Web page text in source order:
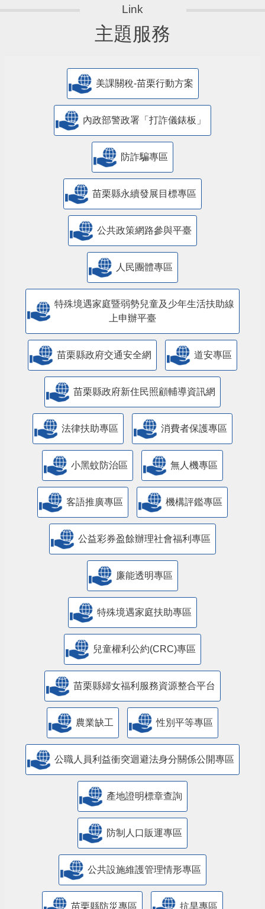
主題服務
美課關稅-苗栗行動方案
內政部警政署「打詐儀錶板」
防詐騙專區
苗栗縣永續發展目標專區
公共政策網路參與平臺
人民團體專區
特殊境遇家庭暨弱勢兒童及少年生活扶助線
上申辦平臺
苗栗縣政府交通安全網 道安專區
苗栗縣政府新住民照顧輔導資訊網
法律扶助專區 消費者保護專區
小黑蚊防治區 無人機專區
客語推廣專區 機構評鑑專區
公益彩券盈餘辦理社會福利專區
廉能透明專區
特殊境遇家庭扶助專區
兒童權利公約(CRC)專區
苗栗縣婦女福利服務資源整合平台
農業缺工 性別平等專區
公職人員利益衝突迴避法身分關係公開專區
產地證明標章查詢
防制人口販運專區
​公共設施維護管理情形專區
苗栗縣防災專區 抗旱專區